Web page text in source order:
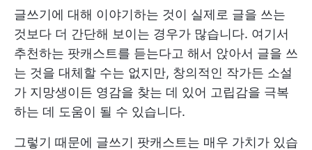
글쓰기에 대해 이야기하는 것이 실제로 글을 쓰는
것보다 더 간단해 보이는 경우가 많습니다. 여기서
추천하는 팟캐스트를 듣는다고 해서 앉아서 글을 쓰
는 것을 대체할 수는 없지만, 창의적인 작가든 소설
가 지망생이든 영감을 찾는 데 있어 고립감을 극복
하는 데 도움이 될 수 있습니다.
그렇기 때문에 글쓰기 팟캐스트는 매우 가치가 있습